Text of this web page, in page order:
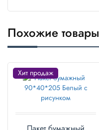
Полотенца
Туалетная
бумага
Все для
хранения и
транспортировки
Похожие товары
Хит продаж